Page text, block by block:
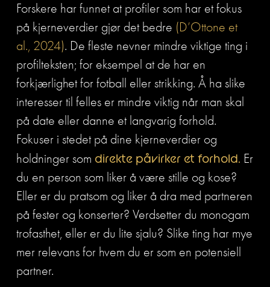
Forskere har funnet at profiler som har et fokus
på kjerneverdier gjør det bedre (D’Ottone et
al., 2024). De fleste nevner mindre viktige ting i
profilteksten; for eksempel at de har en
forkjærlighet for fotball eller strikking. Å ha slike
interesser til felles er mindre viktig når man skal
på date eller danne et langvarig forhold.
Fokuser i stedet på dine kjerneverdier og
holdninger som direkte påvirker et forhold. Er
du en person som liker å være stille og kose?
Eller er du pratsom og liker å dra med partneren
på fester og konserter? Verdsetter du monogam
trofasthet, eller er du lite sjalu? Slike ting har mye
mer relevans for hvem du er som en potensiell
partner.